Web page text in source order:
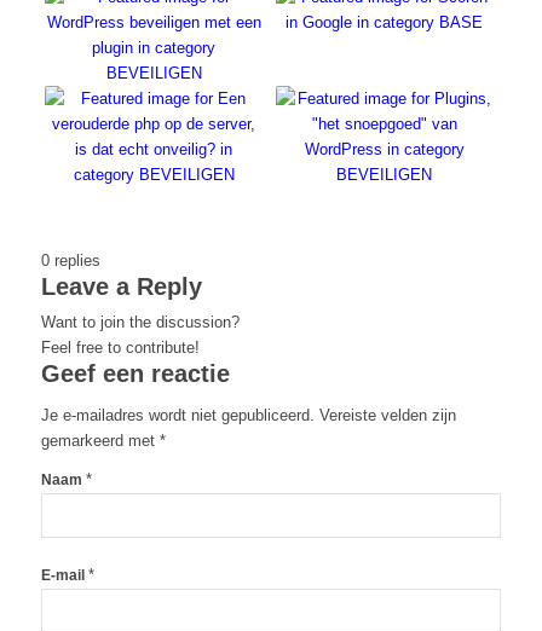
0 replies
Leave a Reply
Want to join the discussion?
Feel free to contribute!
Geef een reactie
Je e-mailadres wordt niet gepubliceerd. Vereiste velden zijn
gemarkeerd met *
Naam *
E-mail *